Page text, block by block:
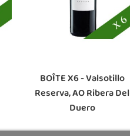
BOÎTE X6 - Valsotillo
Reserva, AO Ribera Del
Duero